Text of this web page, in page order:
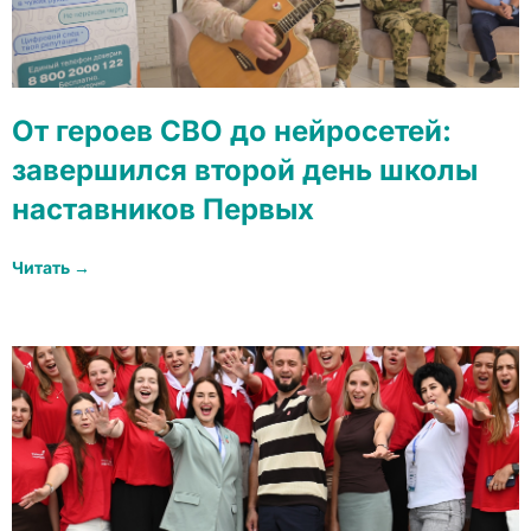
От героев СВО до нейросетей:
завершился второй день школы
наставников Первых
Читать →